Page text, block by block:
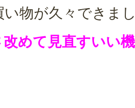
物が久々できま
めて見直すいい